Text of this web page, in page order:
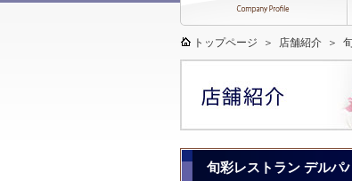
トップページ ＞ 店舗紹介 ＞
旬彩レストラン デルパ